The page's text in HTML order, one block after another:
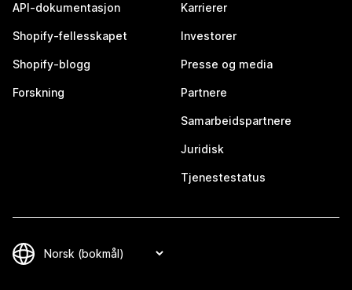
API-dokumentasjon
Shopify-fellesskapet
Shopify-blogg
Forskning
Karrierer
Investorer
Presse og media
Partnere
Samarbeidspartnere
Juridisk
Tjenestestatus